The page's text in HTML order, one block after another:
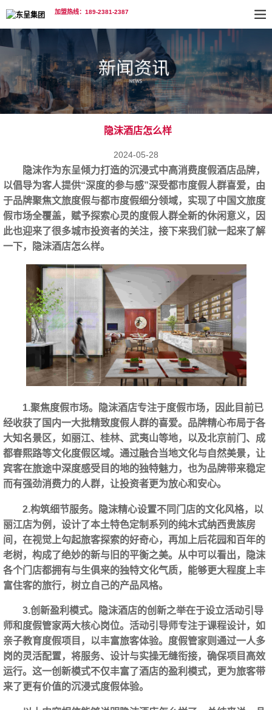
加盟热线：189-2381-2387
隐沫酒店怎么样
2024-05-28
隐沫作为东呈倾力打造的沉浸式中高消费度假酒店品牌，
以倡导为客人提供“深度的参与感”深受都市度假人群喜爱，由
于品牌聚焦文旅度假与都市度假细分领域，实现了中国文旅度
假市场全覆盖，赋予探索心灵的度假人群全新的休闲意义，因
此也迎来了很多城市投资者的关注，接下来我们就一起来了解
一下，
隐沫酒店怎么样。
1.聚焦度假市场。隐沫酒店专注于度假市场，因此目前已
经收获了国内一大批精致度假人群的喜爱。品牌精心布局于各
大知名景区，如丽江、桂林、武夷山等地，以及北京前门、成
都春熙路等文化度假区域。通过融合当地文化与自然美景，让
宾客在旅途中深度感受目的地的独特魅力，也为品牌带来稳定
而有强劲消费力的人群，让投资者更为放心和安心。
2.构筑细节服务。隐沫精心设置不同门店的文化风格，以
丽江店为例，设计了本土特色定制系列的纯木式纳西贵族房
间，在视觉上勾起旅客探索的好奇心，再加上后花园和百年的
老树，构成了绝妙的新与旧的平衡之美。从中可以看出，隐沫
各个门店都拥有与生俱来的独特文化气质，能够更大程度上丰
富住客的旅行，树立自己的产品风格。
3.创新盈利模式。隐沫酒店的创新之举在于设立活动引导
师和度假管家两大核心岗位。活动引导师专注于课程设计，如
亲子教育度假项目，以丰富旅客体验。度假管家则通过一人多
岗的灵活配置，将服务、设计与实操无缝衔接，确保项目高效
运行。这一创新模式不仅丰富了酒店的盈利模式，更为旅客带
来了更有价值的沉浸式度假体验。